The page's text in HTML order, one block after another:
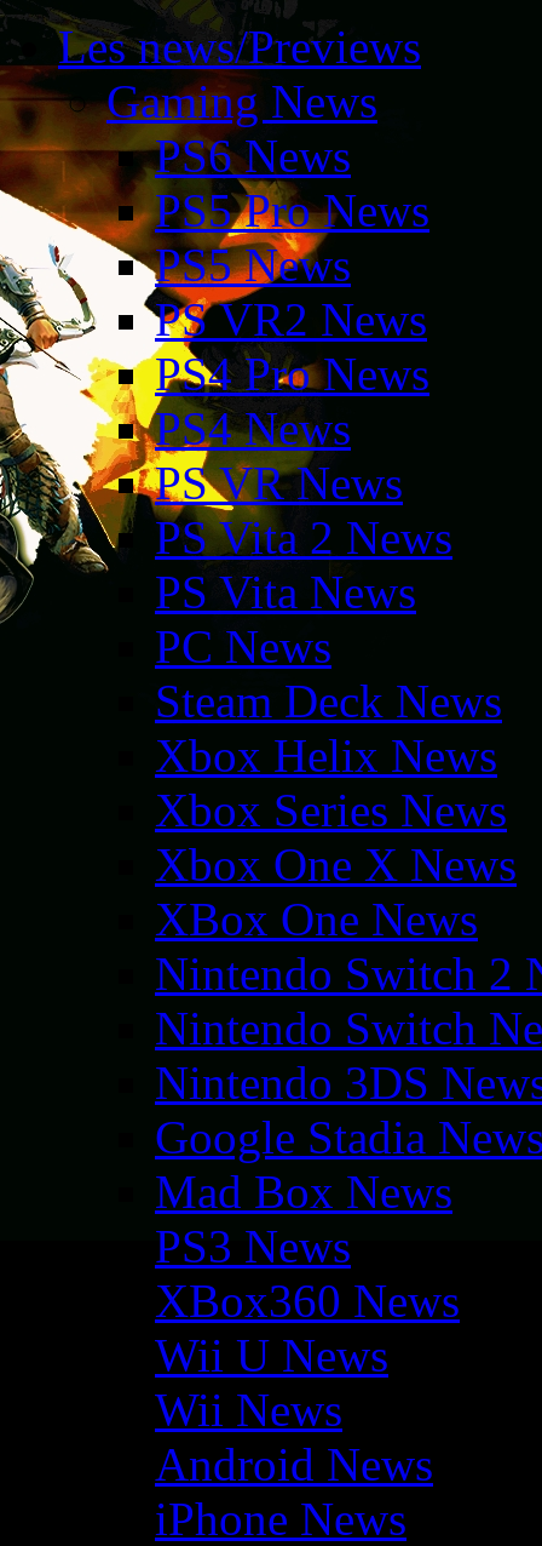
Les news/Previews
Gaming News
PS6 News
PS5 Pro News
PS5 News
PS VR2 News
PS4 Pro News
PS4 News
PS VR News
PS Vita 2 News
PS Vita News
PC News
Steam Deck News
Xbox Helix News
Xbox Series News
Xbox One X News
XBox One News
Nintendo Switch 2
Nintendo Switch
Nintendo 3DS
Google Stadia
Mad Box News
PS3 News
XBox360 News
Wii U News
Wii News
Android News
iPhone News